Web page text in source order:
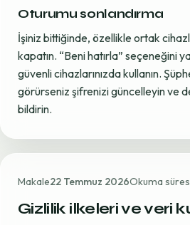
Oturumu sonlandırma
İşiniz bittiğinde, özellikle ortak
kapatın. “Beni hatırla” seçeneğini
güvenli cihazlarınızda kullanın.
görürseniz şifrenizi güncelleyin ve
bildirin.
Makale22 Temmuz 2026Okuma
Gizlilik ilkeleri ve veri